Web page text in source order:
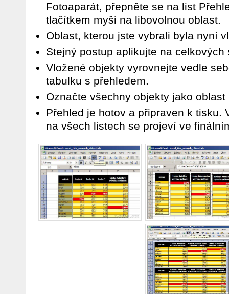
Fotoaparát, přepněte se na list
tlačítkem myši na libovolnou oblast.
Oblast, kterou jste vybrali byla nyní
Stejný postup aplikujte na
Vložené objekty vyrovnejte vedle
tabulku s přehledem.
Označte všechny objekty jako oblast
Přehled je hotov a připraven k tisku.
na všech listech se projeví ve